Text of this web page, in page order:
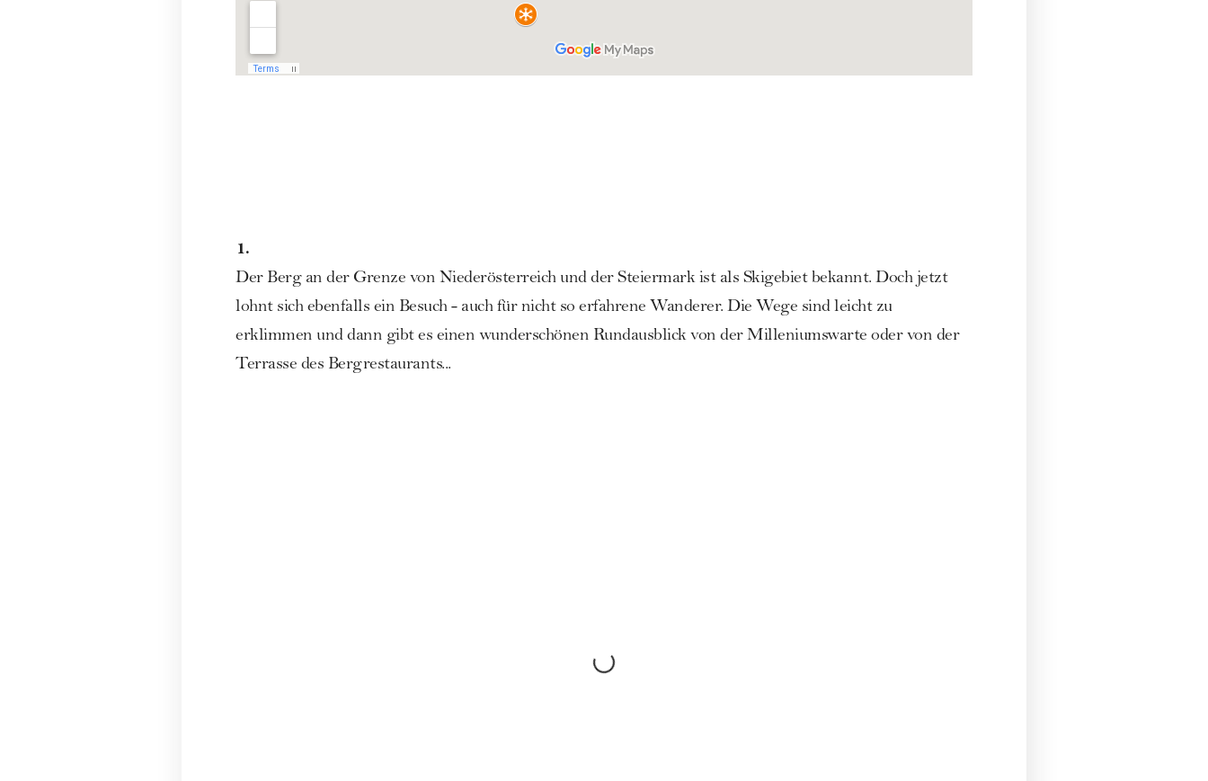
1.
Der Berg an der Grenze von Niederösterreich und der Steiermark ist als Skigebiet bekannt. Doch jetzt
lohnt sich ebenfalls ein Besuch - auch für nicht so erfahrene Wanderer. Die Wege sind leicht zu
erklimmen und dann gibt es einen wunderschönen Rundausblick von der Milleniumswarte oder von der
Terrasse des Bergrestaurants...